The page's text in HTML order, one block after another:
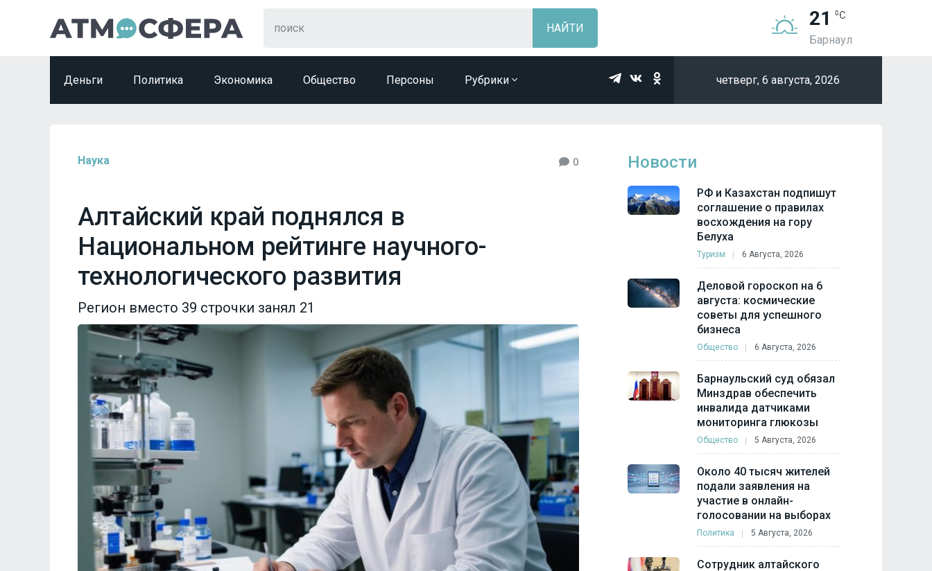
21
Барнаул
Деньги Политика Экономика Общество Персоны Рубрики четверг, 6 августа, 2026
Наука 0
Алтайский край поднялся в
Национальном рейтинге научного-
технологического развития
Регион вместо 39 строчки занял 21
Новости
РФ и Казахстан подпишут
соглашение о правилах
восхождения на гору
Белуха
Туризм 6 Августа, 2026
Деловой гороскоп на 6
августа: космические
советы для успешного
бизнеса
Общество 6 Августа, 2026
Барнаульский суд обязал
Минздрав обеспечить
инвалида датчиками
мониторинга глюкозы
Общество 5 Августа, 2026
Около 40 тысяч жителей
подали заявления на
участие в онлайн-
голосовании на выборах
Политика 5 Августа, 2026
Сотрудник алтайского